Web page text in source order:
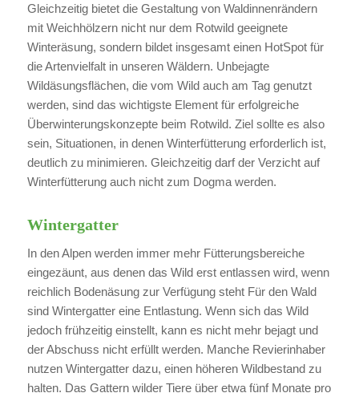
Gleichzeitig bietet die Gestaltung von Waldinnenrändern
mit Weichhölzern nicht nur dem Rotwild geeignete
Winteräsung, sondern bildet insgesamt einen HotSpot für
die Artenvielfalt in unseren Wäldern. Unbejagte
Wildäsungsflächen, die vom Wild auch am Tag genutzt
werden, sind das wichtigste Element für erfolgreiche
Überwinterungskonzepte beim Rotwild. Ziel sollte es also
sein, Situationen, in denen Winterfütterung erforderlich ist,
deutlich zu minimieren. Gleichzeitig darf der Verzicht auf
Winterfütterung auch nicht zum Dogma werden.
Wintergatter
In den Alpen werden immer mehr Fütterungsbereiche
eingezäunt, aus denen das Wild erst entlassen wird, wenn
reichlich Bodenäsung zur Verfügung steht Für den Wald
sind Wintergatter eine Entlastung. Wenn sich das Wild
jedoch frühzeitig einstellt, kann es nicht mehr bejagt und
der Abschuss nicht erfüllt werden. Manche Revierinhaber
nutzen Wintergatter dazu, einen höheren Wildbestand zu
halten. Das Gattern wilder Tiere über etwa fünf Monate pro